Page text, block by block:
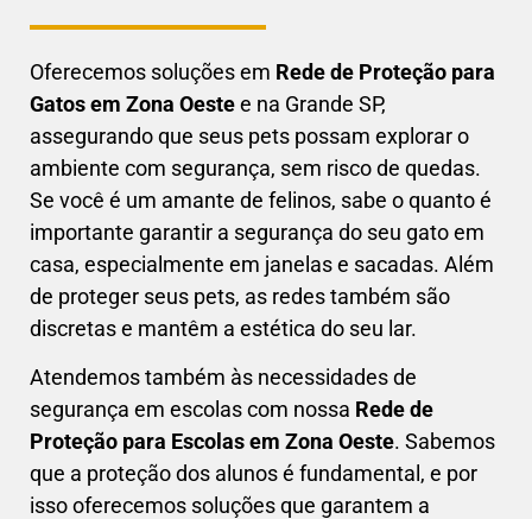
Oferecemos soluções em Rede de Proteção para
Gatos em Zona Oestee na Grande SP,
assegurando que seus pets possam explorar o
ambiente com segurança, sem risco de quedas.
Se você é um amante de felinos, sabe o quanto é
importante garantir a segurança do seu gato em
casa, especialmente em janelas e sacadas. Além
de proteger seus pets, as redes também são
discretas e mantêm a estética do seu lar.
Atendemos também às necessidades de
segurança em escolas com nossa Rede de
Proteção para Escolas em Zona Oeste. Sabemos
que a proteção dos alunos é fundamental, e por
isso oferecemos soluções que garantem a